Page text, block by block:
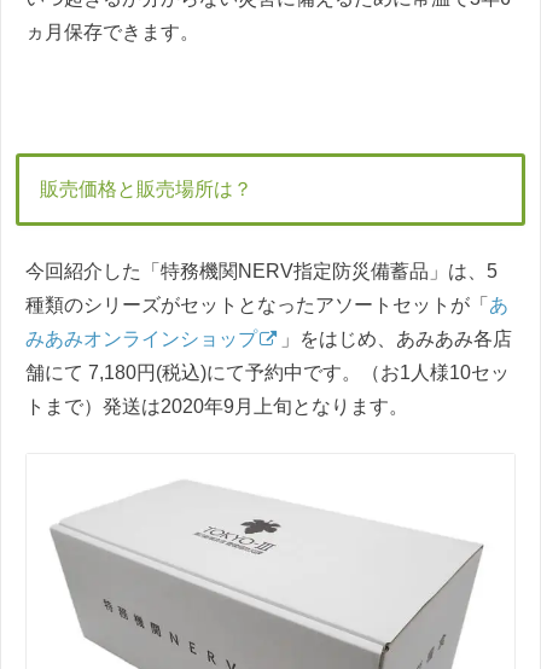
ヵ月保存できます。
販売価格と販売場所は？
今回紹介した「特務機関NERV指定防災備蓄品」は、5
種類のシリーズがセットとなったアソートセットが「 あ
みあみオンラインショップ
」をはじめ、あみあみ各店
舗にて 7,180円(税込)にて予約中です。（お1人様10セッ
トまで）発送は2020年9月上旬となります。